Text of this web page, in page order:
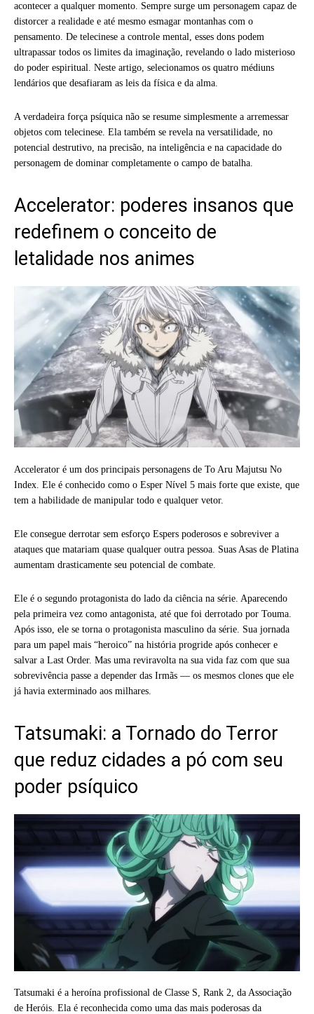
acontecer a qualquer momento. Sempre surge um personagem capaz de
distorcer a realidade e até mesmo esmagar montanhas com o
pensamento. De telecinese a controle mental, esses dons podem
ultrapassar todos os limites da imaginação, revelando o lado misterioso
do poder espiritual. Neste artigo, selecionamos os quatro médiuns
lendários que desafiaram as leis da física e da alma.
A verdadeira força psíquica não se resume simplesmente a arremessar
objetos com telecinese. Ela também se revela na versatilidade, no
potencial destrutivo, na precisão, na inteligência e na capacidade do
personagem de dominar completamente o campo de batalha.
Accelerator: poderes insanos que
redefinem o conceito de
letalidade nos animes
Accelerator é um dos principais personagens de To Aru Majutsu No
Index. Ele é conhecido como o Esper Nível 5 mais forte que existe, que
tem a habilidade de manipular todo e qualquer vetor.
Ele consegue derrotar sem esforço Espers poderosos e sobreviver a
ataques que matariam quase qualquer outra pessoa. Suas Asas de Platina
aumentam drasticamente seu potencial de combate.
Ele é o segundo protagonista do lado da ciência na série. Aparecendo
pela primeira vez como antagonista, até que foi derrotado por Touma.
Após isso, ele se torna o protagonista masculino da série. Sua jornada
para um papel mais “heroico” na história progride após conhecer e
salvar a Last Order. Mas uma reviravolta na sua vida faz com que sua
sobrevivência passe a depender das Irmãs — os mesmos clones que ele
já havia exterminado aos milhares.
Tatsumaki: a Tornado do Terror
que reduz cidades a pó com seu
poder psíquico
Tatsumaki é a heroína profissional de Classe S, Rank 2, da Associação
de Heróis. Ela é reconhecida como uma das mais poderosas da